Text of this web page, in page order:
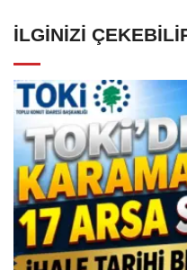
İLGINIZI